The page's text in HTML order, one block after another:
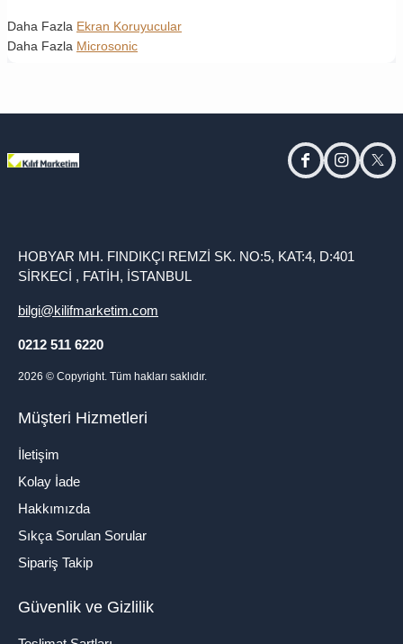
Daha Fazla Ekran Koruyucular
Daha Fazla Microsonic
facebookinstagram
HOBYAR MH. FINDIKÇI REMZİ SK. NO:5, KAT:4, D:401
SİRKECİ , FATİH, İSTANBUL
bilgi@kilifmarketim.com
0212 511 6220
2026 © Copyright. Tüm hakları saklıdır.
Müşteri Hizmetleri
İletişim
Kolay İade
Hakkımızda
Sıkça Sorulan Sorular
Sipariş Takip
Güvenlik ve Gizlilik